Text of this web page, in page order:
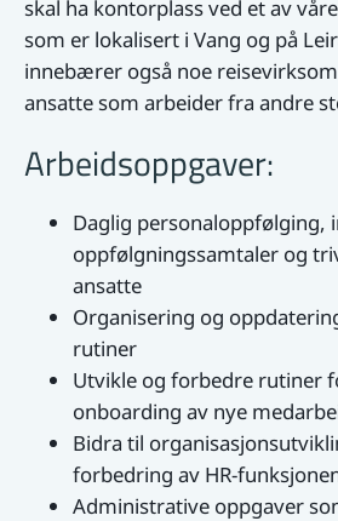
skal ha kontorplass ved et av
som er lokalisert i Vang og på
innebærer også noe
ansatte som arbeider fra andre
Arbeidsoppgaver:
Daglig personaloppfølging,
oppfølgningssamtaler og
ansatte
Organisering og
rutiner
Utvikle og forbedre rutiner
onboarding av nye
Bidra til
forbedring av HR-
Administrative oppgaver